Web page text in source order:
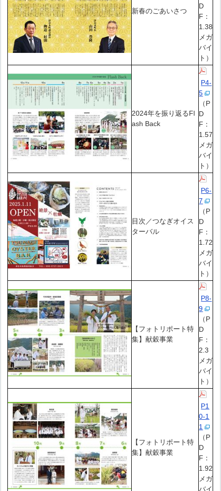
新春のごあいさつ
D
F：
1.38
メガ
バイ
ト）
2024年を振り返るFl
ash Back
P4-
5
（P
D
F：
1.57
メガ
バイ
ト）
目次／つなぎオイス
ターバル
P6-
7
（P
D
F：
1.72
メガ
バイ
ト）
【フォトリポート特
集】献穀事業
P8-
9
（P
D
F：
2.3
メガ
バイ
ト）
【フォトリポート特
集】献穀事業
P1
0-1
1
（P
D
F：
1.92
メガ
バイ